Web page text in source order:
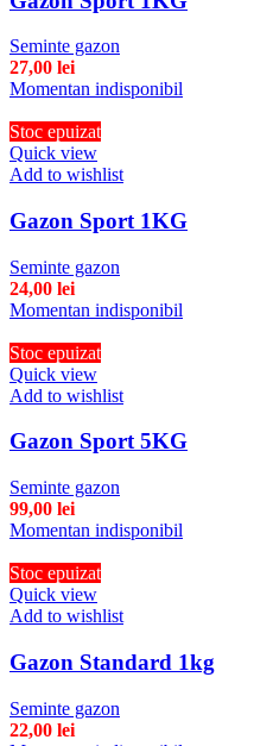
Seminte gazon
27,00 lei
Momentan indisponibil
Stoc epuizat
Quick view
Add to wishlist
Gazon Sport 1KG
Seminte gazon
24,00 lei
Momentan indisponibil
Stoc epuizat
Quick view
Add to wishlist
Gazon Sport 5KG
Seminte gazon
99,00 lei
Momentan indisponibil
Stoc epuizat
Quick view
Add to wishlist
Gazon Standard 1kg
Seminte gazon
22,00 lei